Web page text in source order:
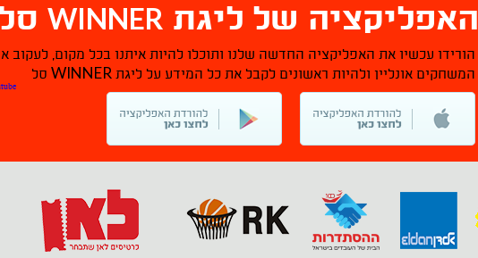
האפליקציה של ליגת WINNER
הורידו עכשיו את האפליקציה החדשה שלנו ותוכלו להיות איתנו בכל מקום, לעקוב
המשחקים אונליין ולהיות ראשונים לקבל את כל המידע על ליגת WINNER סל